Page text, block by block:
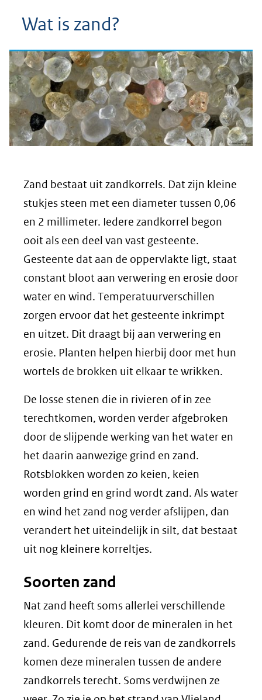
Wat is zand?
Zand bestaat uit zandkorrels. Dat zijn kleine
stukjes steen met een diameter tussen 0,06
en 2 millimeter. Iedere zandkorrel begon
ooit als een deel van vast gesteente.
Gesteente dat aan de oppervlakte ligt, staat
constant bloot aan verwering en erosie door
water en wind. Temperatuurverschillen
zorgen ervoor dat het gesteente inkrimpt
en uitzet. Dit draagt bij aan verwering en
erosie. Planten helpen hierbij door met hun
wortels de brokken uit elkaar te wrikken.
De losse stenen die in rivieren of in zee
terechtkomen, worden verder afgebroken
door de slijpende werking van het water en
het daarin aanwezige grind en zand.
Rotsblokken worden zo keien, keien
worden grind en grind wordt zand. Als water
en wind het zand nog verder afslijpen, dan
verandert het uiteindelijk in silt, dat bestaat
uit nog kleinere korreltjes.
Soorten zand
Nat zand heeft soms allerlei verschillende
kleuren. Dit komt door de mineralen in het
zand. Gedurende de reis van de zandkorrels
komen deze mineralen tussen de andere
zandkorrels terecht. Soms verdwijnen ze